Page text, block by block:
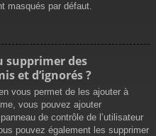
masqués par défaut.
supprimer des
et d’ignorés ?
vous permet de les ajouter à
vous pouvez ajouter
de contrôle de l’utilisateur
pouvez également les supprimer